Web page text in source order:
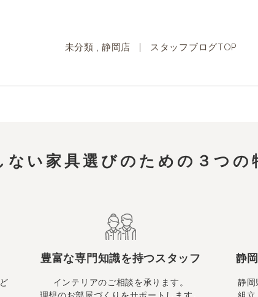
未分類 , 静岡店 | スタッフブログTOP
ない家具選びのための ３つの
豊富な専門知識を持つスタッフ
インテリアのご相談を承ります。
静
静岡